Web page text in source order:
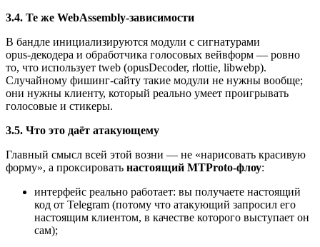
3.4. Те же WebAssembly‑зависимости
В бандле инициализируются модули с сигнатурами
opus‑декодера и обработчика голосовых вейвформ — ровно
то, что использует tweb (opusDecoder, rlottie, libwebp).
Случайному фишинг‑сайту такие модули не нужны вообще;
они нужны клиенту, который реально умеет проигрывать
голосовые и стикеры.
3.5. Что это даёт атакующему
Главный смысл всей этой возни — не «нарисовать красивую
форму», а проксировать настоящий MTProto‑флоу:
интерфейс реально работает: вы получаете настоящий
код от Telegram (потому что атакующий запросил его
настоящим клиентом, в качестве которого выступает он
сам);